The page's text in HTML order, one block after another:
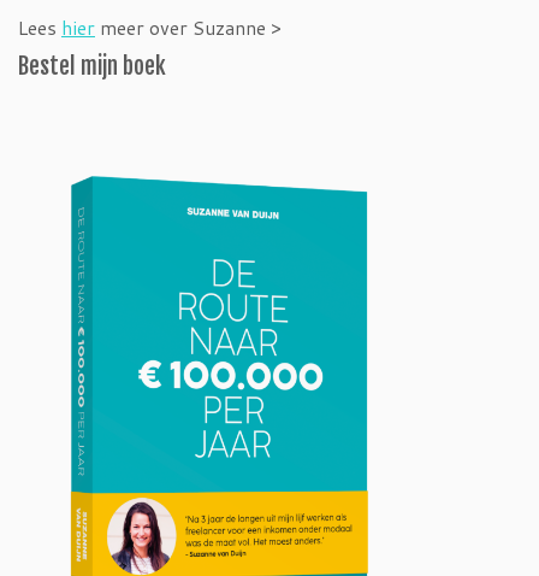
Lees hier meer over Suzanne >
Bestel mijn boek